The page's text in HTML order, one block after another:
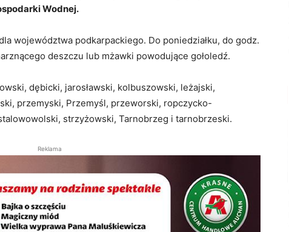
Wodnej.
województwa podkarpackiego. Do poniedziałku, do godz.
ącego deszczu lub mżawki powodujące gołoledź.
dębicki, jarosławski, kolbuszowski, leżajski,
przemyski, Przemyśl, przeworski, ropczycko-
strzyżowski, Tarnobrzeg i tarnobrzeski.
Reklama